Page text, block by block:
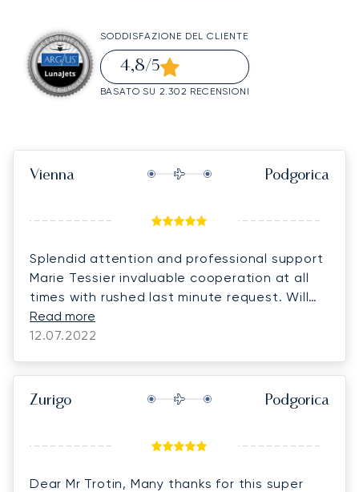
SODDISFAZIONE DEL CLIENTE
4,8/5
BASATO SU 2.302 RECENSIONI
Vienna Podgorica
Splendid attention and professional support
Marie Tessier invaluable cooperation at all
times with rushed last minute request. Will
definitely work with Lunajets next time.
Read more
12.07.2022
Zurigo Podgorica
Dear Mr Trotin, Many thanks for this super